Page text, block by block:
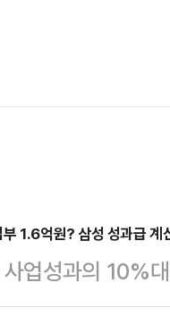
1.6억원? 삼성 성과급 계
업성과의 10%
서 반도체(DS)